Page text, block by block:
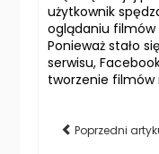
użytkownik
oglądaniu filmów
Ponieważ stało
serwisu,
tworzenie
Poprzedni